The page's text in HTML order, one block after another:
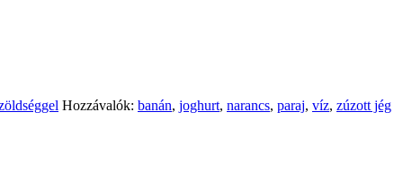
Hozzávalók: banán, joghurt, narancs, paraj, víz, zúzott jég